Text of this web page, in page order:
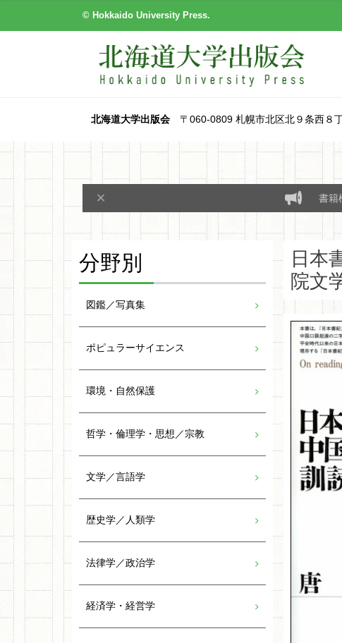
© Hokkaido University Press.
北海道大学出版会〒060-0809 札幌市北区北９条西８
書籍
日本
院文
分野別
図鑑／写真集
ポピュラーサイエンス
環境・自然保護
哲学・倫理学・思想／宗教
文学／言語学
歴史学／人類学
法律学／政治学
経済学・経営学